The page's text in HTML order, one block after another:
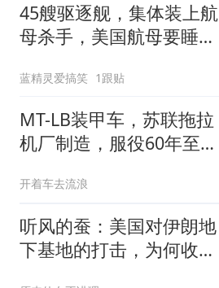
45艘驱逐舰，集体装上航
母杀手，美国航母要睡不
蓝精灵爱搞笑 1跟贴
MT-LB装甲车，苏联拖拉
机厂制造，服役60年至今
开着车去流浪
听风的蚕：美国对伊朗地
下基地的打击，为何收效